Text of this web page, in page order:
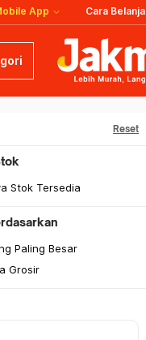
App Cara Belanja
Reset
Stok Tersedia
Paling Besar
Grosir